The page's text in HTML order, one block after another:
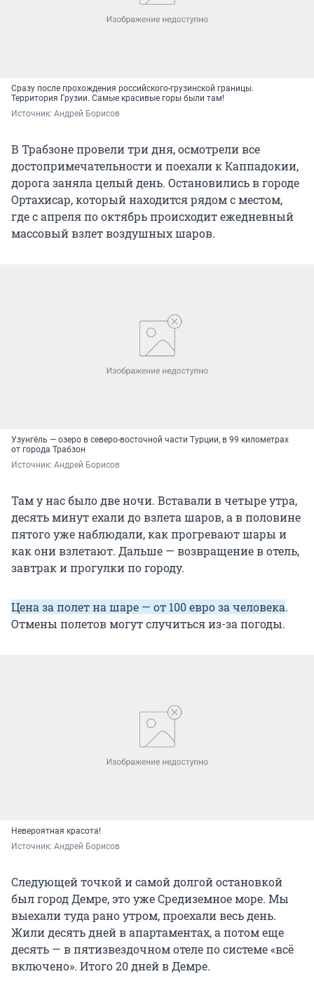
Сразу после прохождения российского-грузинской границы.
Территория Грузии. Самые красивые горы были там!
Источник: Андрей Борисов
В Трабзоне провели три дня, осмотрели все
достопримечательности и поехали к Каппадокии,
дорога заняла целый день. Остановились в городе
Ортахисар, который находится рядом с местом,
где с апреля по октябрь происходит ежедневный
массовый взлет воздушных шаров.
Узунгёль — озеро в северо-восточной части Турции, в 99 километрах
от города Трабзон
Источник: Андрей Борисов
Там у нас было две ночи. Вставали в четыре утра,
десять минут ехали до взлета шаров, а в половине
пятого уже наблюдали, как прогревают шары и
как они взлетают. Дальше — возвращение в отель,
завтрак и прогулки по городу.
Цена за полет на шаре — от 100 евро за человека.
Отмены полетов могут случиться из-за погоды.
Невероятная красота!
Источник: Андрей Борисов
Следующей точкой и самой долгой остановкой
был город Демре, это уже Средиземное море. Мы
выехали туда рано утром, проехали весь день.
Жили десять дней в апартаментах, а потом еще
десять — в пятизвездочном отеле по системе «всё
включено». Итого 20 дней в Демре.